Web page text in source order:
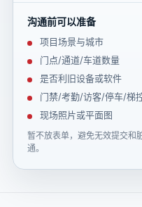
沟通前可以准备
项目场景与城市
门点/通道/车道数量
是否利旧设备或软件
门禁/考勤/访客/停车/梯
现场照片或平面图
暂不放表单，避免无效提交和
通。